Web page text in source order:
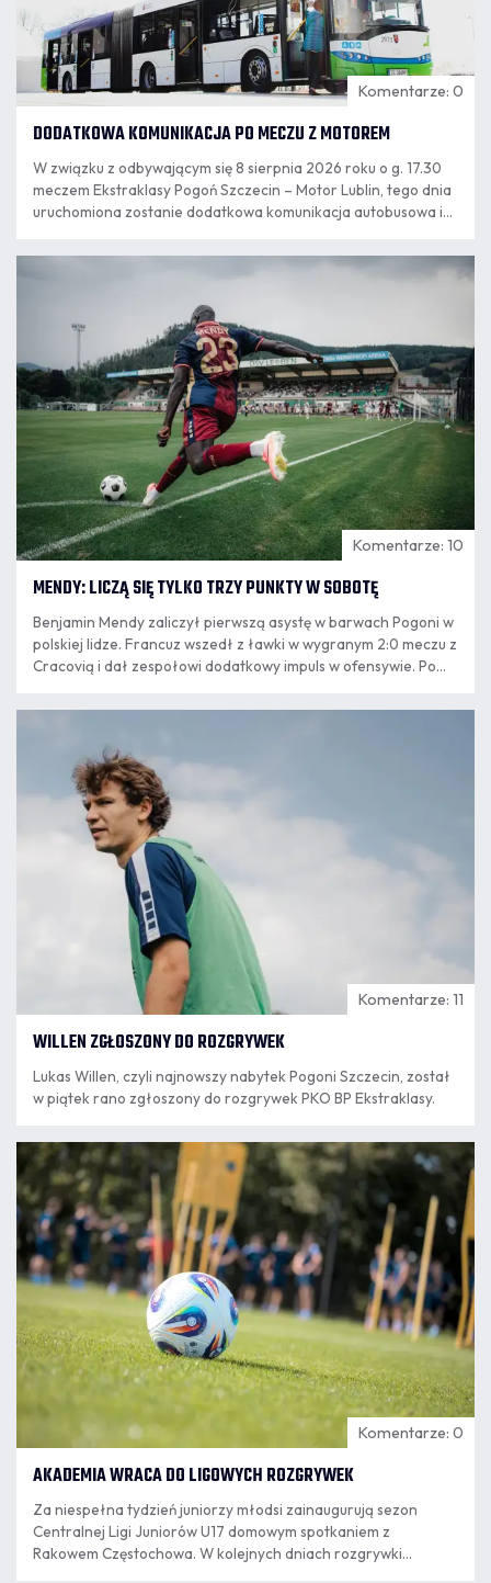
Komentarze: 0
DODATKOWA KOMUNIKACJA PO MECZU Z MOTOREM
W związku z odbywającym się 8 sierpnia 2026 roku o g. 17.30
meczem Ekstraklasy Pogoń Szczecin – Motor Lublin, tego dnia
uruchomiona zostanie dodatkowa komunikacja autobusowa i
Komentarze: 10
MENDY: LICZĄ SIĘ TYLKO TRZY PUNKTY W SOBOTĘ
Benjamin Mendy zaliczył pierwszą asystę w barwach Pogoni w
polskiej lidze. Francuz wszedł z ławki w wygranym 2:0 meczu z
Cracovią i dał zespołowi dodatkowy impuls w ofensywie. Po
podsumował występ, opowiedział o relacji z trenerem
Komentarze: 11
WILLEN ZGŁOSZONY DO ROZGRYWEK
Lukas Willen, czyli najnowszy nabytek Pogoni Szczecin, został
w piątek rano zgłoszony do rozgrywek PKO BP Ekstraklasy.
07.08
8:18
Komentarze: 0
AKADEMIA WRACA DO LIGOWYCH ROZGRYWEK
Za niespełna tydzień juniorzy młodsi zainaugurują sezon
Centralnej Ligi Juniorów U17 domowym spotkaniem z
Rakowem Częstochowa. W kolejnych dniach rozgrywki